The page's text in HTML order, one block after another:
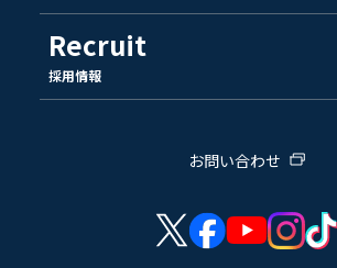
Recruit
採用情報
お問い合わせ